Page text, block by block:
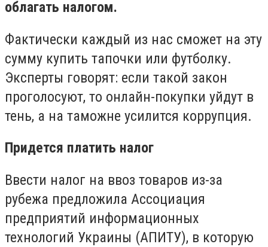
облагать налогом.
Фактически каждый из нас сможет на эту
сумму купить тапочки или футболку.
Эксперты говорят: если такой закон
проголосуют, то онлайн-покупки уйдут в
тень, а на таможне усилится коррупция.
Придется платить налог
Ввести налог на ввоз товаров из-за
рубежа предложила Ассоциация
предприятий информационных
технологий Украины (АПИТУ), в которую